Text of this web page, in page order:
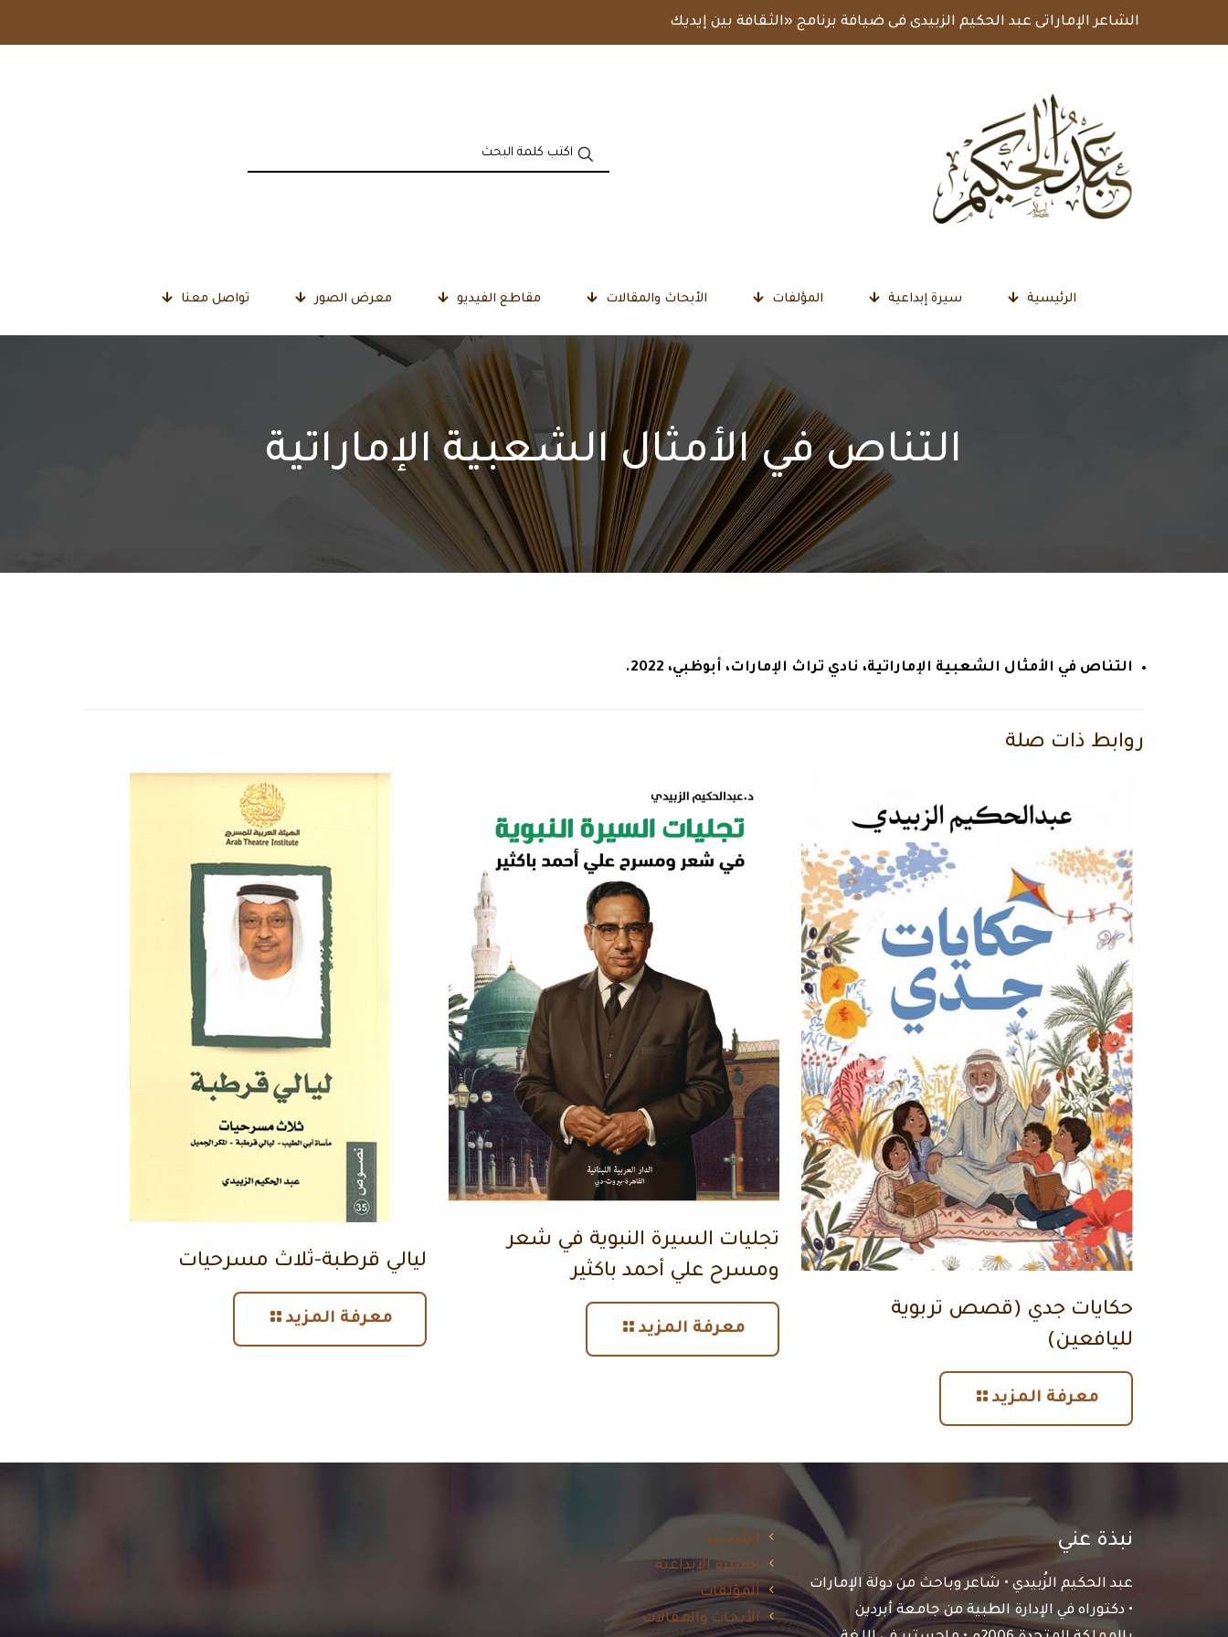
الشاعر الإماراتى عبد الحكيم الزبيدى فى ضيافة برنامج «الثقافة بين إيديك
الرئيسية سيرة إبداعية المؤلفات الأبحاث والمقالات مقاطع الفيديو معرض الصور تواصل معنا
التناص في الأمثال الشعبية الإماراتية
التناص في الأمثال الشعبية الإماراتية، نادي تراث الإمارات، أبوظبي، 2022.
روابط ذات صلة
حكايات جدي (قصص تربوية
لليافعين)
معرفة المزيد
تجليات السيرة النبوية في شعر
ومسرح علي أحمد باكثير
معرفة المزيد
ليالي قرطبة-ثلاث مسرحيات
معرفة المزيد
نبذة عني
عبد الحكيم الزُبيدي • شاعر وباحث من دولة الإمارات
• دكتوراه في الإدارة الطبية من جامعة أبردين
الرئيسية
السيرة الابداعية
المؤلفات
الأبحاث والمقالات